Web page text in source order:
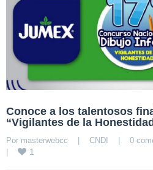
Conoce a los talentosos
“Vigilantes de la
Por masterwebcc CNDI 0
1